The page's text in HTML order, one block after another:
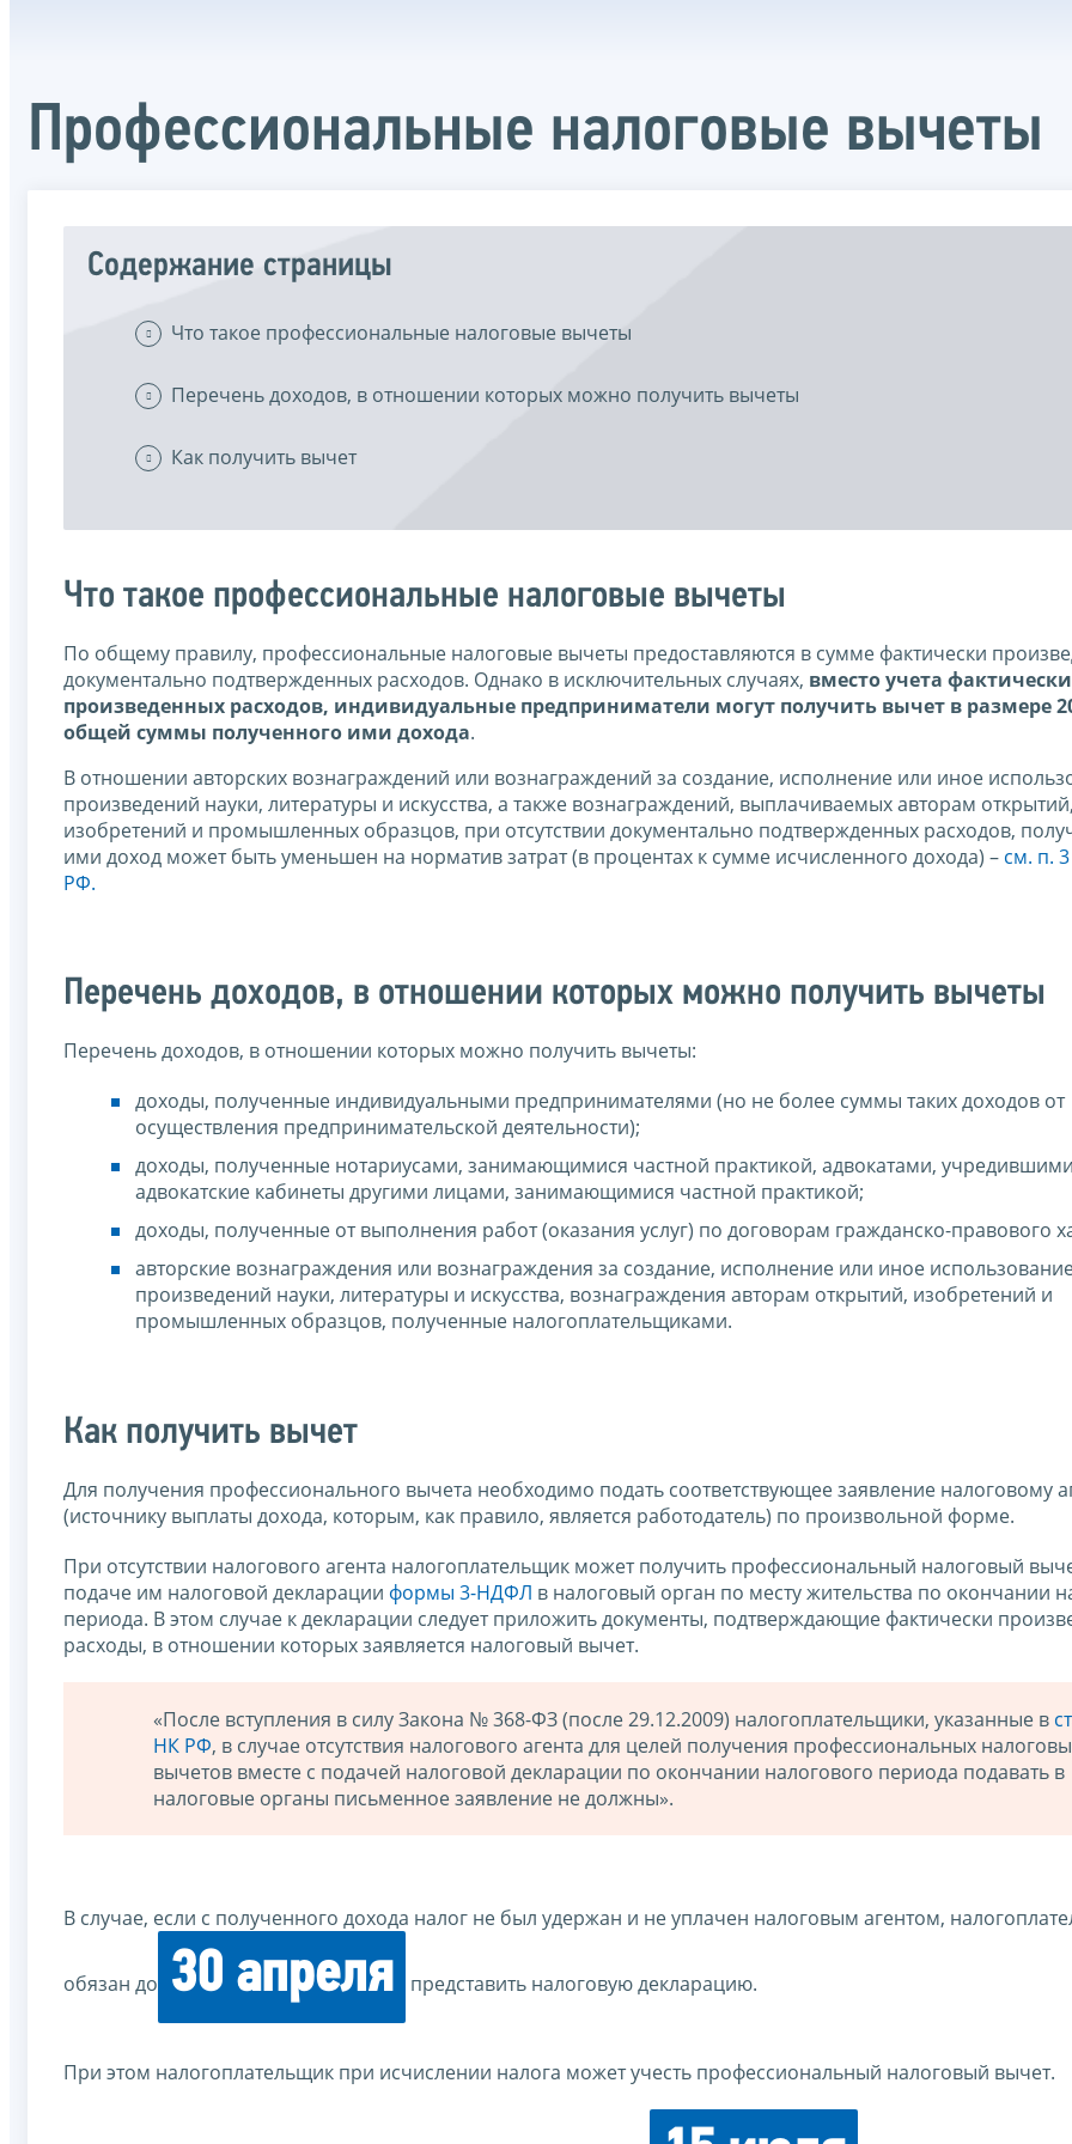
Профессиональные налоговые вычеты
Содержание страницы
Что такое профессиональные налоговые вычеты
Перечень доходов, в отношении которых можно получить вычеты
Как получить вычет
Что такое профессиональные налоговые вычеты
По общему правилу, профессиональные налоговые вычеты предоставляются в сумме фактически
документально подтвержденных расходов. Однако в исключительных случаях, вместо учета фактически
произведенных расходов, индивидуальные предприниматели могут получить вычет в размере
общей суммы полученного ими дохода.
В отношении авторских вознаграждений или вознаграждений за создание, исполнение или иное
произведений науки, литературы и искусства, а также вознаграждений, выплачиваемых авторам открытий,
изобретений и промышленных образцов, при отсутствии документально подтвержденных расходов,
ими доход может быть уменьшен на норматив затрат (в процентах к сумме исчисленного дохода) – см. п.
РФ.
Перечень доходов, в отношении которых можно получить вычеты
Перечень доходов, в отношении которых можно получить вычеты:
доходы, полученные индивидуальными предпринимателями (но не более суммы таких доходов от
осуществления предпринимательской деятельности);
доходы, полученные нотариусами, занимающимися частной практикой, адвокатами, учредившими
адвокатские кабинеты другими лицами, занимающимися частной практикой;
доходы, полученные от выполнения работ (оказания услуг) по договорам гражданско-правового
авторские вознаграждения или вознаграждения за создание, исполнение или иное
произведений науки, литературы и искусства, вознаграждения авторам открытий, изобретений и
промышленных образцов, полученные налогоплательщиками.
Как получить вычет
Для получения профессионального вычета необходимо подать соответствующее заявление налоговому
(источнику выплаты дохода, которым, как правило, является работодатель) по произвольной форме.
При отсутствии налогового агента налогоплательщик может получить профессиональный налоговый
подаче им налоговой декларации формы 3-НДФЛ в налоговый орган по месту жительства по окончании
периода. В этом случае к декларации следует приложить документы, подтверждающие фактически
расходы, в отношении которых заявляется налоговый вычет.
«После вступления в силу Закона № 368-ФЗ (после 29.12.2009) налогоплательщики, указанные в
НК РФ, в случае отсутствия налогового агента для целей получения профессиональных
вычетов вместе с подачей налоговой декларации по окончании налогового периода подавать в
налоговые органы письменное заявление не должны».
В случае, если с полученного дохода налог не был удержан и не уплачен налоговым агентом,
обязан до 30 апреля представить налоговую декларацию.
При этом налогоплательщик при исчислении налога может учесть профессиональный налоговый вычет.